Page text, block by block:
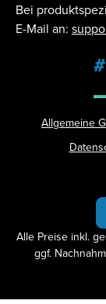
Bei
E-Mail an:
Allgemeine
Alle Preise inkl.
ggf.